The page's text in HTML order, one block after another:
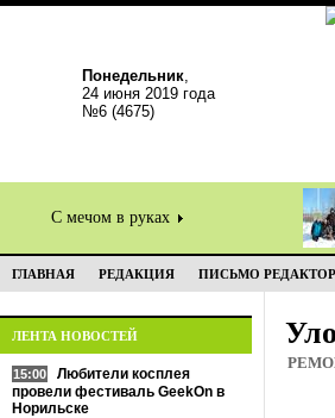
Понедельник,
24 июня 2019 года
№6 (4675)
С мечом в руках
ГЛАВНАЯ РЕДАКЦИЯ ПИСЬМО
ЛЕНТА НОВОСТЕЙ
15:00
Любители косплея
провели фестиваль GeekOn в
Норильске